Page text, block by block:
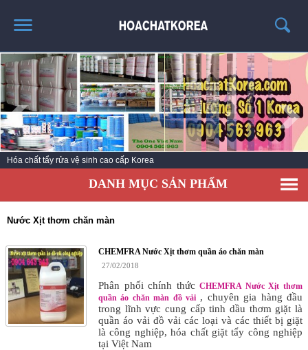
TRANG CHỦ
GIỚI THIỆU
THÔNG TIN SẢN PHẨM
TIN TỨC
LIÊN HỆ
Hóa chất tẩy rửa vệ sinh cao cấp Korea
DANH MỤC SẢN PHẨM
Nước Xịt thơm chăn màn
CHEMFRA Nước Xịt thơm quần áo chăn màn
27/02/2018
Phân phối chính thứcCHEMFRA Nước Xịt thơm
quần áo chăn màn đồ vải , chuyên gia hàng đầu
trong lĩnh vực cung cấp tinh dầu thơm giặt là
quần áo vải đồ vải các loại và các thiết bị giặt
là công nghiệp, hóa chất giặt tẩy công nghiệp
tại Việt Nam